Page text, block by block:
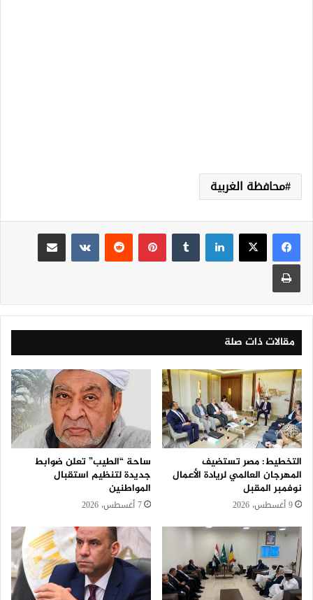
محافظة الغربية
لينكدإن بينتيريست
مقالات ذات صلة
التخطيط: مصر تستضيف
المهرجان العالمي لريادة الأعمال
نوفمبر المقبل
9 أغسطس، 2026
ساحة “الطيب” تعلن ضوابط
جديدة لتنظيم استقبال
المواطنين
7 أغسطس، 2026